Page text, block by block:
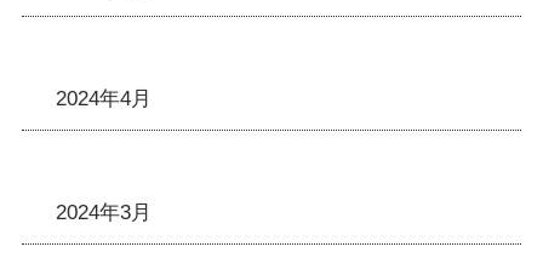
2024年4月
2024年3月